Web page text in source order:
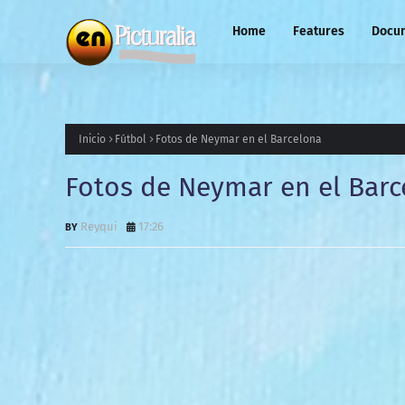
Home Features
Inicio Fútbol Fotos de Neymar en el Barcelona
Fotos de Neymar en el
Reyqui 17:26